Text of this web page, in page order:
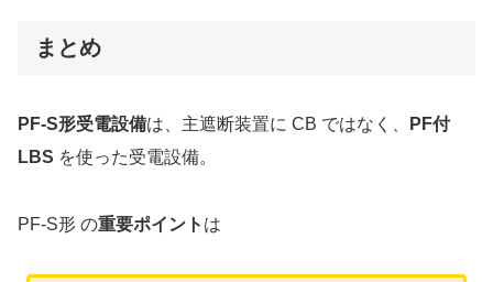
まとめ
PF-S形受電設備は、主遮断装置に CB ではなく、
PF付
LBS を使った受電設備。
PF-S形 の重要ポイント は